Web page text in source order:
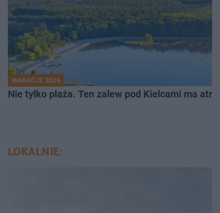
WAKACJE 2026
Nie tylko plaża. Ten zalew pod Kielcami ma
LOKALNIE: